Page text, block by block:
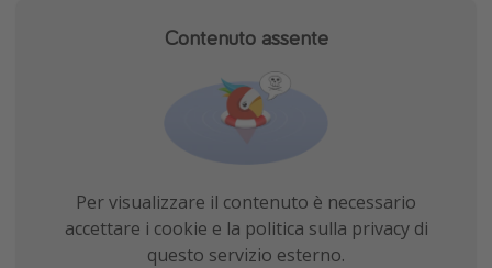
Contenuto assente
Per visualizzare il contenuto è necessario
accettare i cookie e la politica sulla privacy di
questo servizio esterno.